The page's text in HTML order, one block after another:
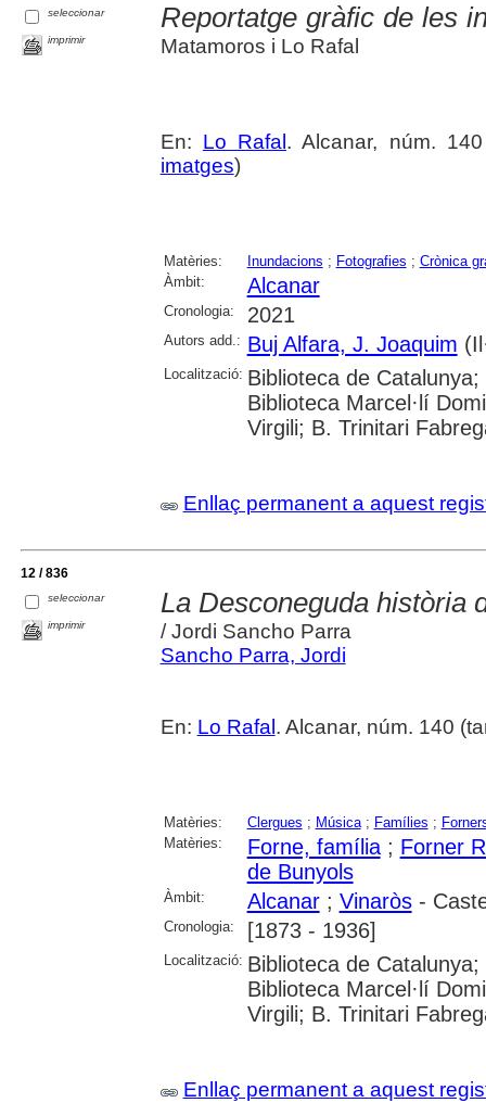
seleccionar
imprimir
Reportatge gràfic de les
Matamoros i Lo Rafal
En: Lo Rafal . Alcanar, núm.
imatges)
Matèries: Inundacions ; Fotografies ; Crònica
Àmbit:
Alcanar
Cronologia: 2021
Autors add.: Buj Alfara, J. Joaquim
Localització: Biblioteca de
Biblioteca Marcel·lí
Virgili; B. Trinitari
Enllaç permanent a aquest
12 / 836
seleccionar
imprimir
La Desconeguda història
/ Jordi Sancho Parra
Sancho Parra, Jordi
En: Lo Rafal . Alcanar, núm. 140
Matèries: Clergues ; Música; Famílies ;
Matèries:
Forne, família; Forner
de Bunyols
Àmbit: Alcanar; Vinaròs-
Cronologia: [1873 - 1936]
Localització: Biblioteca de
Biblioteca Marcel·lí
Virgili; B. Trinitari
Enllaç permanent a aquest